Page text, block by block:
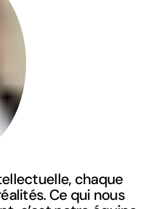
chaque
Ce qui nous